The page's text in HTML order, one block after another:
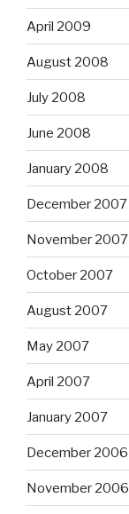
April 2009
August 2008
July 2008
June 2008
January 2008
December 2007
November 2007
October 2007
August 2007
May 2007
April 2007
January 2007
December 2006
November 2006